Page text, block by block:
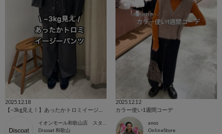
2025.12.18
イオンモール和歌山店 スタッフ
Discoat 和歌山
2025.12.12
カラー使い1週間コーデ
anco
OnlineStore